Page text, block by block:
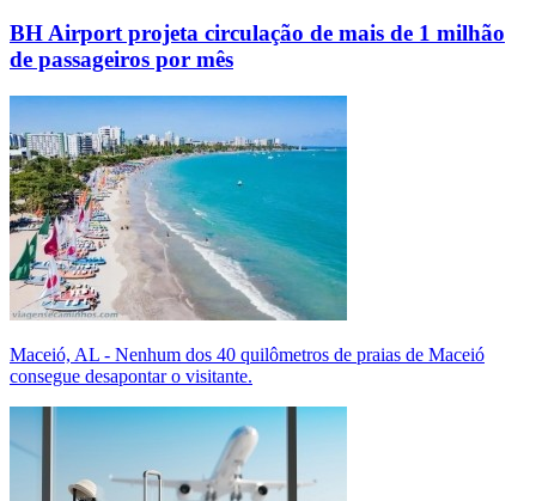
BH Airport projeta circulação de mais de 1 milhão
de passageiros por mês
Maceió, AL - Nenhum dos 40 quilômetros de praias de Maceió
consegue desapontar o visitante.